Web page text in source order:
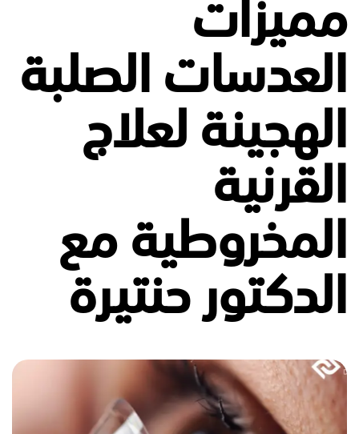
مميزات
العدسات الصلبة
الهجينة لعلاج
القرنية
المخروطية مع
الدكتور حنتيرة